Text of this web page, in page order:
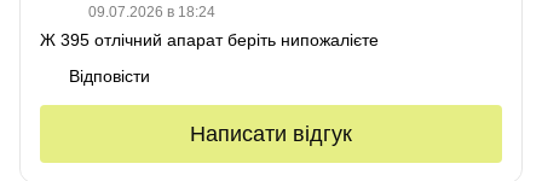
09.07.2026 в 18:24
Ж 395 отлічний апарат беріть нипожалієте
Відповісти
Написати відгук